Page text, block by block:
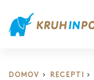
DOMOV RECEPTI